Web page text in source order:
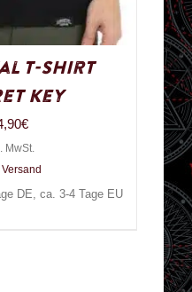
T-Shirt
Key
€
MwSt.
Versand
DE, ca. 3-4 Tage EU